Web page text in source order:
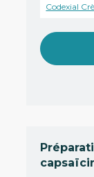
Codexial